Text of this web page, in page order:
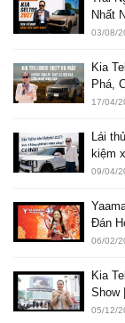
Nhất
03/08/
Kia
Phá,
17/04/
Lái
kiệm
09/04/
Đán
06/02/
Kia
Show
05/12/